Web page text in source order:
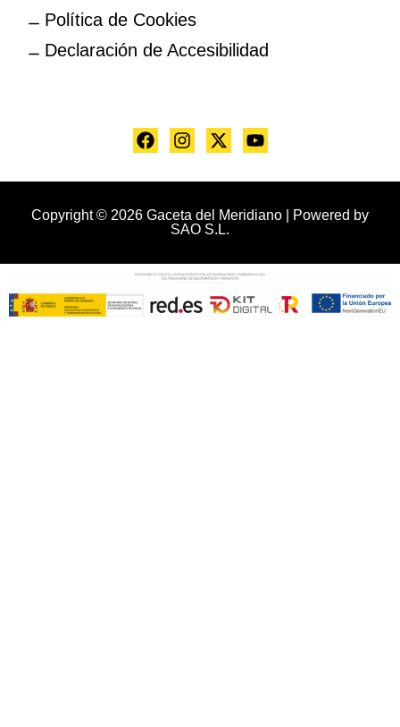
Política de Cookies
Declaración de Accesibilidad
Copyright © 2026 Gaceta del Meridiano | Powered by
SAO S.L.